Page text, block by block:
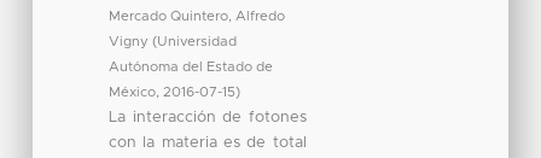
Mercado Quintero, Alfredo
Vigny (Universidad
Autónoma del Estado de
México, 2016-07-15)
La interacción de fotones
con la materia es de total